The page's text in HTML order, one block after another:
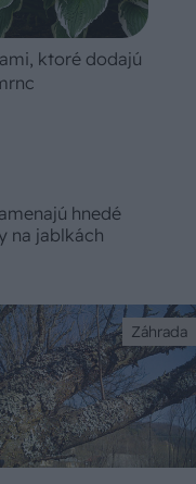
ktoré dodajú
hnedé
na jablkách
Záhrada